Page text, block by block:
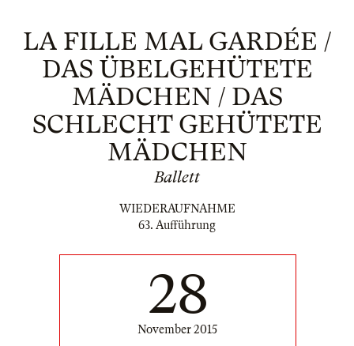
LA FILLE MAL GARDÉE /
DAS ÜBELGEHÜTETE
MÄDCHEN / DAS
SCHLECHT GEHÜTETE
MÄDCHEN
Ballett
WIEDERAUFNAHME
63. Aufführung
28
November 2015